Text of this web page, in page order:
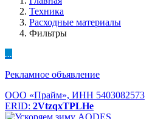
Техника
Расходные материалы
Фильтры
...
Рекламное объявление
ООО «Прайм», ИНН 5403082573
ERID: 2VtzqxTPLHe